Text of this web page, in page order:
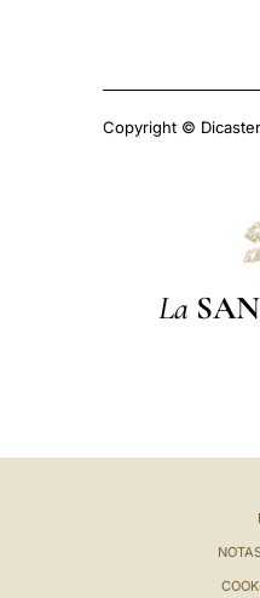
Copyright ©
La